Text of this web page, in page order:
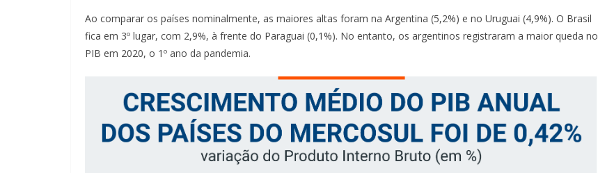
Ao comparar os países nominalmente, as maiores altas foram na Argentina (5,2%) e no Uruguai (4,9%). O Brasil
fica em 3º lugar, com 2,9%, à frente do Paraguai (0,1%). No entanto, os argentinos registraram a maior queda no
PIB em 2020, o 1º ano da pandemia.